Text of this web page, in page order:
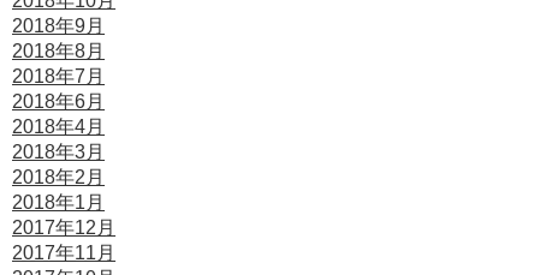
2018年9月
2018年8月
2018年7月
2018年6月
2018年4月
2018年3月
2018年2月
2018年1月
2017年12月
2017年11月